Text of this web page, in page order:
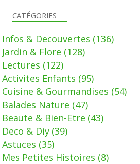
CATÉGORIES
Infos & Decouvertes (136)
Jardin & Flore (128)
Lectures (122)
Activites Enfants (95)
Cuisine & Gourmandises (54)
Balades Nature (47)
Beaute & Bien-Etre (43)
Deco & Diy (39)
Astuces (35)
Mes Petites Histoires (8)